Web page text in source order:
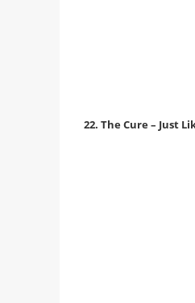
22. The Cure – Just